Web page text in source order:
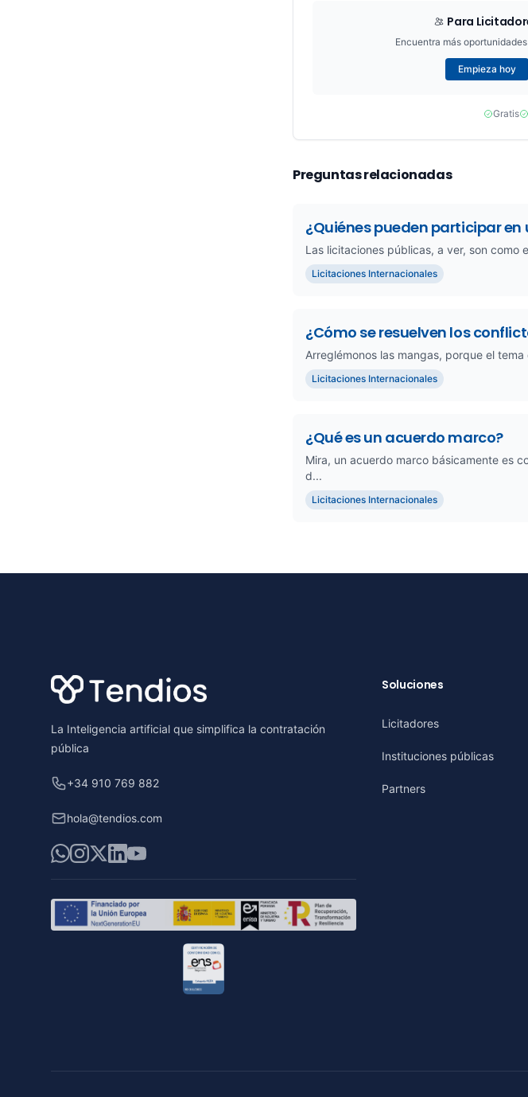
Para
Encuentra más
Empieza hoy
Gratis
Preguntas relacionadas
¿Quiénes pueden participar
Las licitaciones públicas, a ver, son como
Licitaciones Internacionales
¿Cómo se resuelven los
Arreglémonos las mangas, porque el
Licitaciones Internacionales
¿Qué es un acuerdo marco?
Mira, un acuerdo marco básicamente es
d...
Licitaciones Internacionales
La Inteligencia artificial que simplifica la contratación
pública
+34 910 769 882
hola@tendios.com
WhatsApp
Instagram
X LinkedIn
YouTube
Soluciones
Licitadores
Instituciones públicas
Partners